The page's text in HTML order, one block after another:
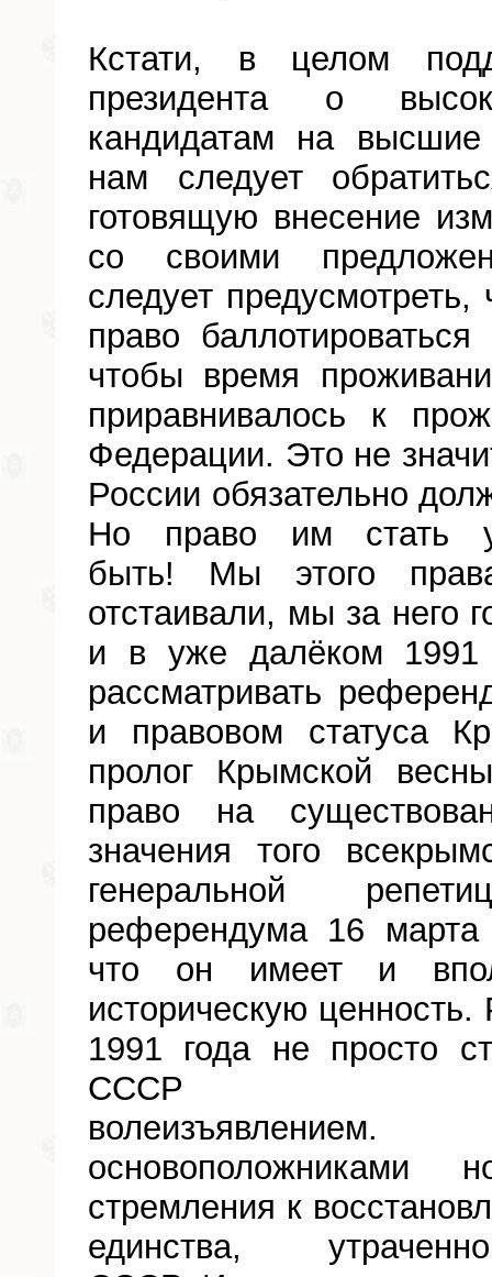
Кстати, в целом
президента о
кандидатам на высшие
нам следует
готовящую внесение
со своими
следует
право
чтобы время
приравнивалось к
Федерации. Это не
России обязательно
Но право им стать
быть! Мы этого
отстаивали, мы за него
и в уже далёком 1991
рассматривать
и правовом статуса
пролог Крымской
право на
значения того
генеральной
референдума 16 марта
что он имеет и
историческую
1991 года не просто
СССР
стремления к
единства,